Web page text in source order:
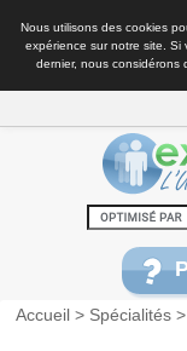
Nous utilisons des cookies
expérience sur notre site. Si
dernier, nous considérons
Accueil > Spécialités >